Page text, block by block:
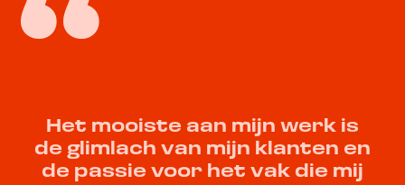
Het mooiste aan mijn werk is
de glimlach van mijn klanten en
de passie voor het vak die mij